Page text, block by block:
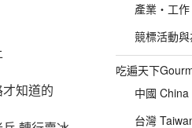
知道的
產業‧工
競標活動
吃遍天下
中國 China
台灣